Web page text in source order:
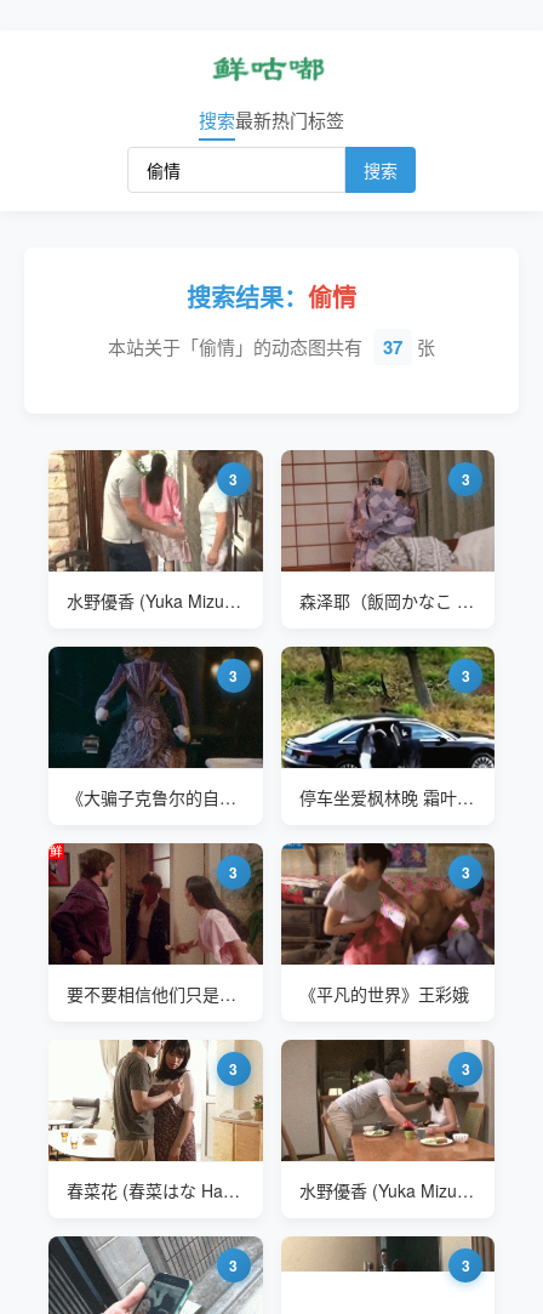
搜索最新热门标签
搜索
搜索结果： 偷情
本站关于「偷情」的动态图共有 37 张
3
水野優香 (Yuka Mizuno) VENU-873 爱上丈母娘
3
森泽耶（飯岡かなこ Kana Morisawa）FSET-858 家族旅行で温泉に行
3
《大骗子克鲁尔的自白》电梯服务员穿着裤子坐在马桶上和富婆交流
3
停车坐爱枫林晚 霜叶红于二月花
3
要不要相信他们只是在谈工作
3
《平凡的世界》王彩娥
3
春菜花 (春菜はな Haruna Hana) ALDN-008爱上丈母娘
3
水野優香 (Yuka Mizuno) VENU-836 今天老爸出门吗
3 3